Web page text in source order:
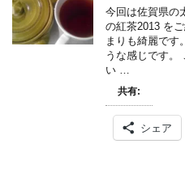
今回は佐賀県の
の紅茶2013 を
まりも綺麗です
うな感じです。
い …
共有:
シェア